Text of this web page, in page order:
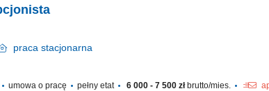
praca stacjonarna
umowa o pracę pełny etat 6 000 - 7 500 złbrutto/mies.